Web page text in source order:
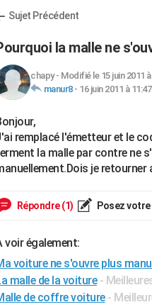
Sujet Précédent
la malle ne
chapy- Modifié le 15 juin 2011
manur8- 16 juin 2011 à 11:47
remplacé l'émetteur et le
la malle par contre ne
je retourner
Répondre (1) Posez
voir également:
voiture ne s'ouvre plus
malle de la voiture -
de coffre voiture -